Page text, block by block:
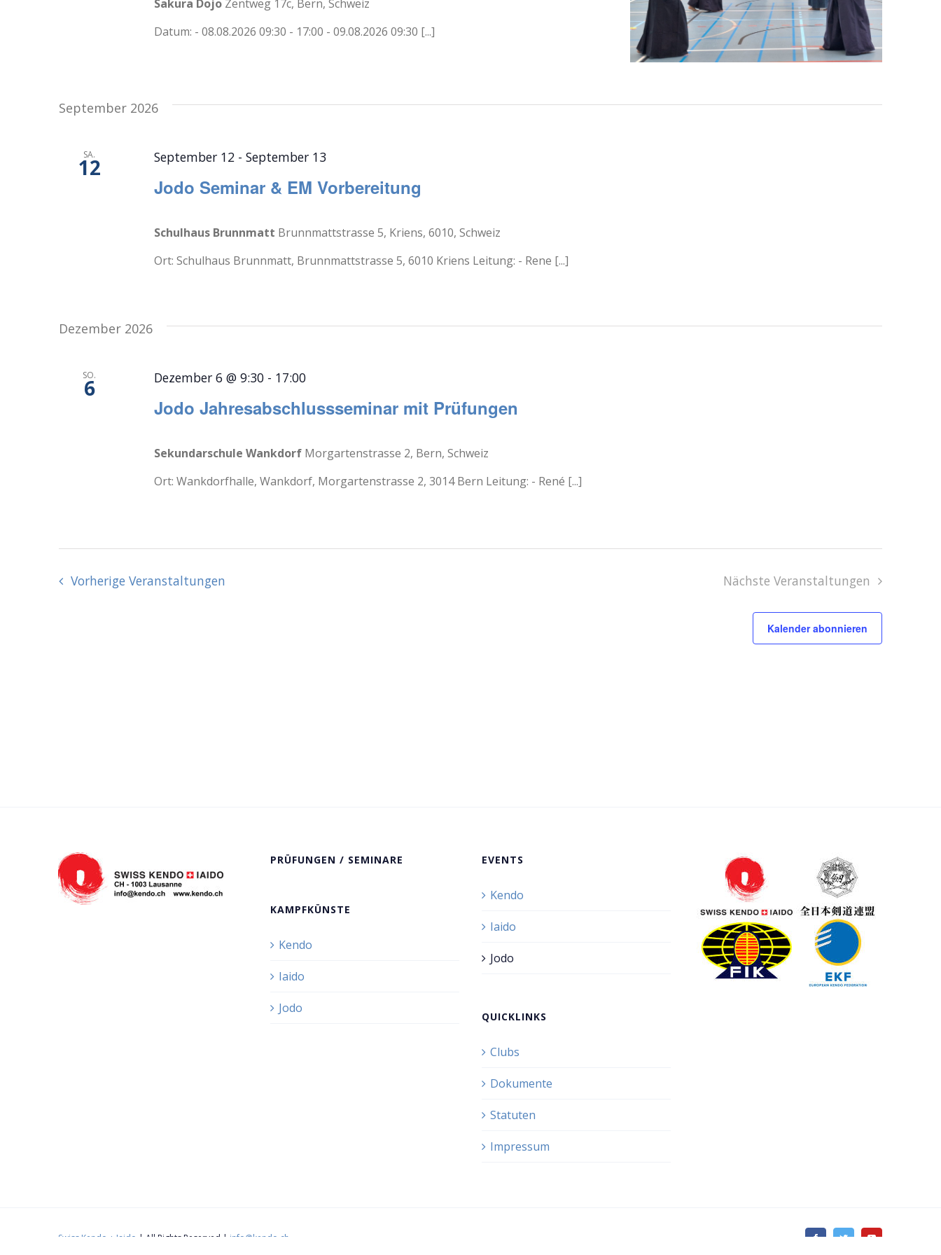
Sakura Dojo Zentweg 17c, Bern, Schweiz
Datum: - 08.08.2026 09:30 - 17:00 - 09.08.2026 09:30 [...]
September 2026
SA.
12
Jodo Seminar & EM Vorbereitung
September 12- September 13
Schulhaus Brunnmatt Brunnmattstrasse 5, Kriens, 6010, Schweiz
Ort: Schulhaus Brunnmatt, Brunnmattstrasse 5, 6010 Kriens Leitung: - Rene [...]
Dezember 2026
SO.
6
Jodo Jahresabschlussseminar mit Prüfungen
Dezember 6 @ 9:30- 17:00
Sekundarschule Wankdorf Morgartenstrasse 2, Bern, Schweiz
Ort: Wankdorfhalle, Wankdorf, Morgartenstrasse 2, 3014 Bern Leitung: - René [...]
Vorherige Veranstaltungen NächsteVeranstaltungen
Kalender abonnieren
PRÜFUNGEN / SEMINARE
KAMPFKÜNSTE
Kendo
Iaido
Jodo
EVENTS
Kendo
Iaido
Jodo
QUICKLINKS
Clubs
Dokumente
Statuten
Impressum
Swiss Kendo + Iaido | All Rights Reserved | info@kendo.ch FacebookTwitter YouTube